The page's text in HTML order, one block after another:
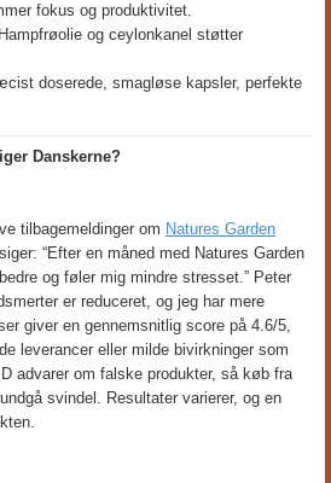
fokus og produktivitet.
og ceylonkanel støtter
doserede, smagløse kapsler, perfekte
Danskerne?
tilbagemeldinger om Natures Garden
“Efter en måned med Natures Garden
og føler mig mindre stresset.” Peter
er reduceret, og jeg har mere
giver en gennemsnitlig score på 4.6/5,
leverancer eller milde bivirkninger som
advarer om falske produkter, så køb fra
svindel. Resultater varierer, og en